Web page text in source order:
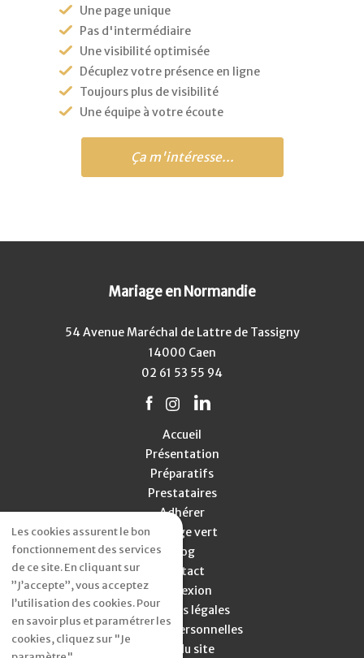
Une page unique
Pas d'intermédiaire
Une visibilité optimisée
Décuplez votre présence en ligne
Toujours plus de visibilité
Une équipe à votre écoute
Ça m'intéresse...
Mariage en Normandie
54 Avenue Maréchal de Lattre de Tassigny
14000 Caen
02 61 53 55 94
Accueil
Présentation
Préparatifs
Prestataires
Adhérer
Mariage vert
Blog
Contact
Connexion
Mentions légales
Données personnelles
Plan du site
Les cookies assurent le bon
fonctionnement des services
de ce site. En cliquant sur
”J’accepte”, vous acceptez
l’utilisation des cookies. Pour
en savoir plus et paramétrer les
cookies, cliquez sur "Je